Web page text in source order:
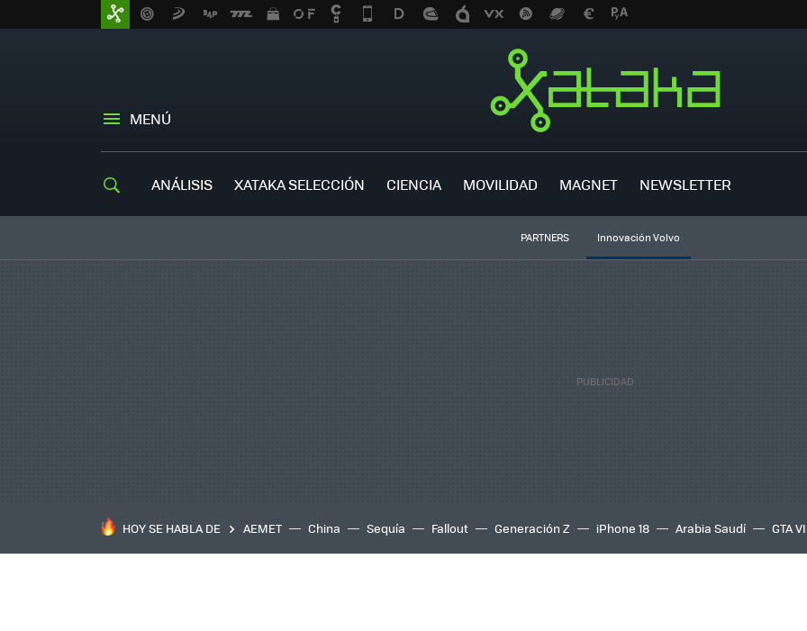
MENÚ
ANÁLISIS XATAKA SELECCIÓN CIENCIA MOVILIDAD MAGNET NEWSLETTER
PARTNERS Innovación Volvo
HOY SE HABLA DE AEMET China Sequía Fallout Generación Z iPhone 18 Arabia Saudí GTA VI